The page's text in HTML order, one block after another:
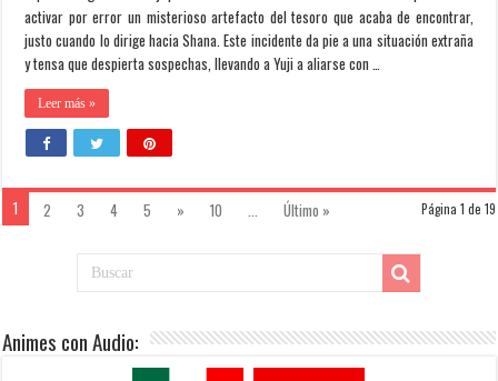
activar por error un misterioso artefacto del tesoro que acaba de encontrar,
justo cuando lo dirige hacia Shana. Este incidente da pie a una situación extraña
y tensa que despierta sospechas, llevando a Yuji a aliarse con …
Leer más »
Página 1 de 19
1 2 3 4 5 » 10 ... Último »
Animes con Audio: